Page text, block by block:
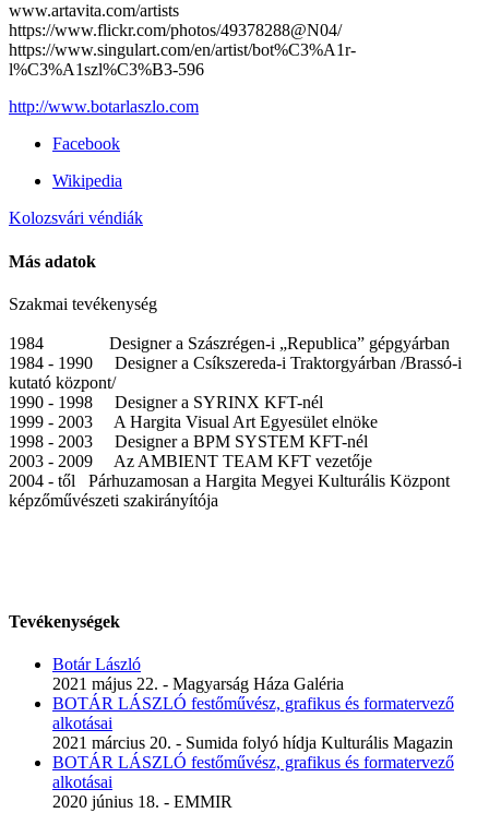
www.artavita.com/artists
https://www.flickr.com/photos/49378288@N04/
https://www.singulart.com/en/artist/bot%C3%A1r-
l%C3%A1szl%C3%B3-596
http://www.botarlaszlo.com
Facebook
Wikipedia
Kolozsvári véndiák
Más adatok
Szakmai tevékenység
1984 Designer a Szászrégen-i „Republica” gépgyárban
1984 - 1990 Designer a Csíkszereda-i Traktorgyárban /Brassó-i
kutató központ/
1990 - 1998 Designer a SYRINX KFT-nél
1999 - 2003 A Hargita Visual Art Egyesület elnöke
1998 - 2003 Designer a BPM SYSTEM KFT-nél
2003 - 2009 Az AMBIENT TEAM KFT vezetője
2004 - től Párhuzamosan a Hargita Megyei Kulturális Központ
képzőművészeti szakirányítója
Tevékenységek
Botár László
2021 május 22. - Magyarság Háza Galéria
BOTÁR LÁSZLÓ festőművész, grafikus és formatervező
alkotásai
2021 március 20. - Sumida folyó hídja Kulturális Magazin
BOTÁR LÁSZLÓ festőművész, grafikus és formatervező
alkotásai
2020 június 18. - EMMIR